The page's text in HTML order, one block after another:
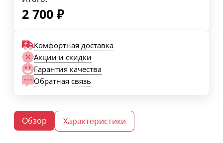
2 700 ₽
Комфортная доставка
Акции и скидки
Гарантия качества
Обратная связь
Обзор Характеристики